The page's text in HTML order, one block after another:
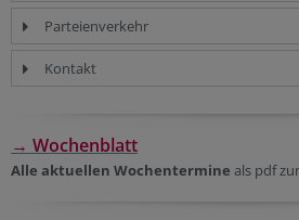
Parteienverkehr
Kontakt
→ Wochenblatt
Alle aktuellen Wochentermine als pdf